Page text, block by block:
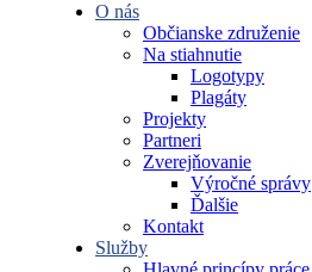
O nás
Občianske združenie
Na stiahnutie
Logotypy
Plagáty
Projekty
Partneri
Zverejňovanie
Výročné správy
Ďalšie
Kontakt
Služby